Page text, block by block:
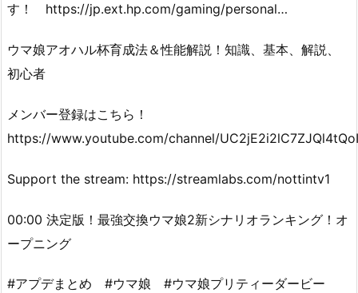
す！ https://jp.ext.hp.com/gaming/personal…
ウマ娘アオハル杯育成法＆性能解説！知識、基本、解説、
初心者
メンバー登録はこちら！
https://www.youtube.com/channel/
Support the stream: https://streamlabs.com/nottintv1
00:00 決定版！最強交換ウマ娘2新シナリオランキング！オ
ープニング
#アプデまとめ #ウマ娘 #ウマ娘プリティーダービー